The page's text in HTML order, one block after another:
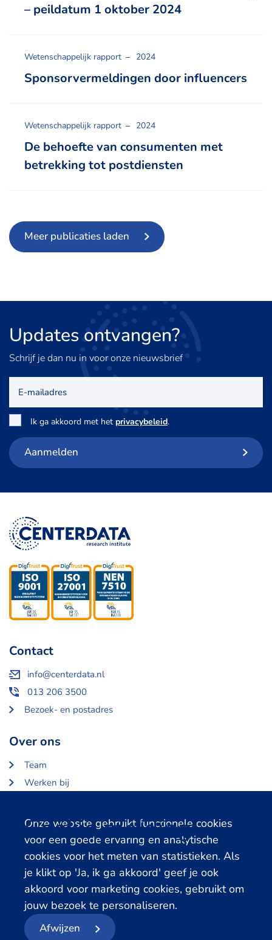
Cookie melding
Onze website gebruikt functionele cookies
voor een goede ervaring en analytische
cookies voor het meten van statistieken. Als
je klikt op 'Ja, ik ga akkoord' geef je ook
akkoord voor marketing cookies, gebruikt om
jouw bezoek te personaliseren.
Afwijzen
– peildatum 1 oktober 2024
Wetenschappelijk rapport 2024
Sponsorvermeldingen door influencers
Wetenschappelijk rapport 2024
De behoefte van consumenten met
betrekking tot postdiensten
Meer publicaties laden
Updates ontvangen?
Schrijf je dan nu in voor onze nieuwsbrief
mailadres
Toestemming
Ik ga akkoord met het privacybeleid.
Aanmelden
Contact
info@centerdata.nl
013 206 3500
Bezoek- en postadres
Over ons
Team
Werken bij
Partners en opdrachtgevers
Gerelateerde databanken
LISS Data Archive
SHARE Data Access
DHS Data Access